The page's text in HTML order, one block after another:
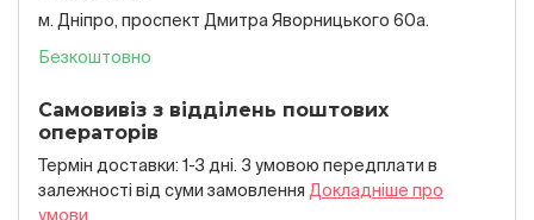
м. Дніпро, проспект Дмитра Яворницького 60а.
Безкоштовно
Самовивіз з відділень поштових
операторів
Термін доставки: 1-3 дні. З умовою передплати в
залежностi вiд суми замовлення Докладнiше про
умови